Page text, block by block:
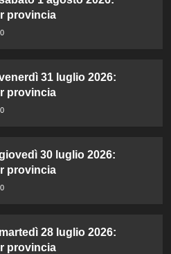
provincia
31 luglio 2026:
provincia
30 luglio 2026:
provincia
28 luglio 2026:
provincia